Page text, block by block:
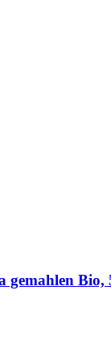
gemahlen Bio,